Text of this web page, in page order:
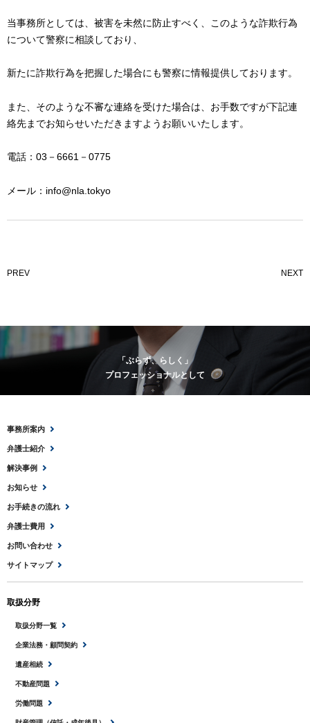
当事務所としては、被害を未然に防止すべく、このような詐欺行為
について警察に相談しており、
新たに詐欺行為を把握した場合にも警察に情報提供しております。
また、そのような不審な連絡を受けた場合は、お手数ですが下記連
絡先までお知らせいただきますようお願いいたします。
電話：03－6661－0775
メール：info@nla.tokyo
PREV NEXT
「ぶらず、らしく」
プロフェッショナルとして
事務所案内
弁護士紹介
解決事例
お知らせ
お手続きの流れ
弁護士費用
お問い合わせ
サイトマップ
取扱分野
取扱分野一覧
企業法務・顧問契約
遺産相続
不動産問題
労働問題